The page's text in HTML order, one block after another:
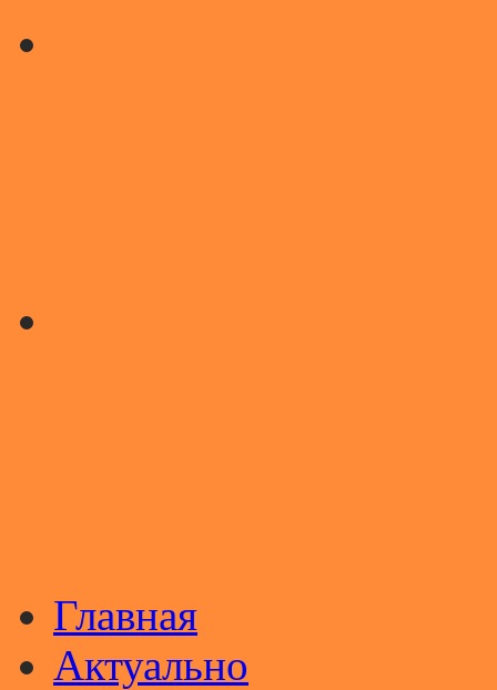
Главная
Актуально